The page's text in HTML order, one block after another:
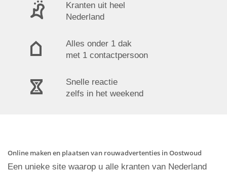
Kranten uit heel
Nederland
Alles onder 1 dak
met 1 contactpersoon
Snelle reactie
zelfs in het weekend
Online maken en plaatsen van rouwadvertenties in Oostwoud
Een unieke site waarop u alle kranten van Nederland